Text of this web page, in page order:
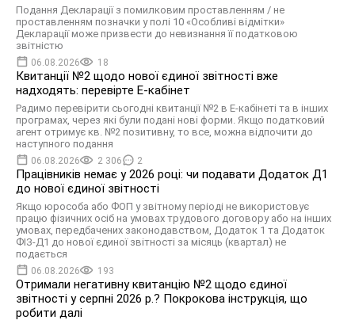
Подання Декларації з помилковим проставленням / не
проставленням позначки у полі 10 «Особливі відмітки»
Декларації може призвести до невизнання її податковою
звітністю
06.08.2026 18
Квитанції №2 щодо нової єдиної звітності вже
надходять: перевірте Е-кабінет
Радимо перевірити сьогодні квитанції №2 в Е-кабінеті та в інших
програмах, через які були подані нові форми. Якщо податковий
агент отримує кв. №2 позитивну, то все, можна відпочити до
наступного подання
06.08.2026 2 306 2
Працівників немає у 2026 році: чи подавати Додаток Д1
до нової єдиної звітності
Якщо юрособа або ФОП у звітному періоді не використовує
працю фізичних осіб на умовах трудового договору або на інших
умовах, передбачених законодавством, Додаток 1 та Додаток
ФІЗ-Д1 до нової єдиної звітності за місяць (квартал) не
подається
06.08.2026 193
Отримали негативну квитанцію №2 щодо єдиної
звітності у серпні 2026 р.? Покрокова інструкція, що
робити далі